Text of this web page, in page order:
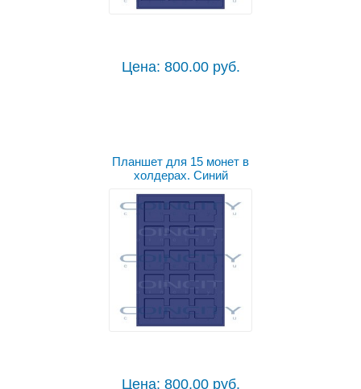
Цена: 800.00 руб.
Планшет для 15 монет в
холдерах. Синий
Цена: 800.00 руб.